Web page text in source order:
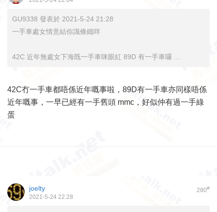
GU9338 發表於 2021-5-24 21:28
一手車處女情意結你識條鐵咩
42C 近年無處女下海既一手車咪眼紅 89D 有一手車囉 ...
42C冇一手車都唔係近年嘅事啦，89D有一手車亦同樣唔係
近年嘅事，一早已經有一手舊頭 mmc，好似仲有過一手綠
蛋
280#
joelty
2021-5-24 22:28